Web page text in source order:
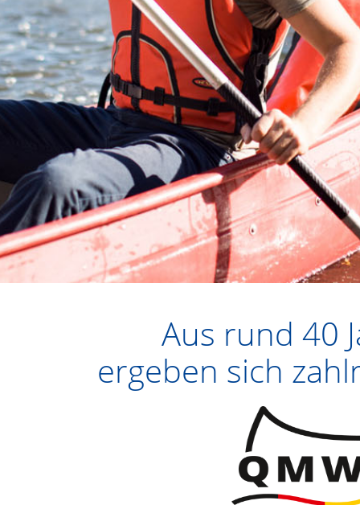
Aus rund 40
ergeben sich